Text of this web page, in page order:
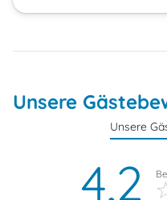
Unsere
Unsere
4,2